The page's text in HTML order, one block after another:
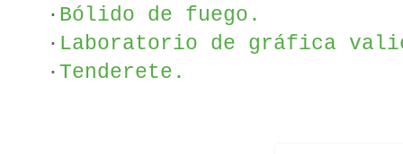
· Bólido de fuego.
· Laboratorio de gráfica
·Tenderete.